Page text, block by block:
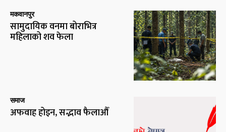
मकवानपुर
सामुदायिक वनमा बोराभित्र
महिलाको शव फेला
समाज
अफवाह होइन, सद्भाव फैलाऔँ